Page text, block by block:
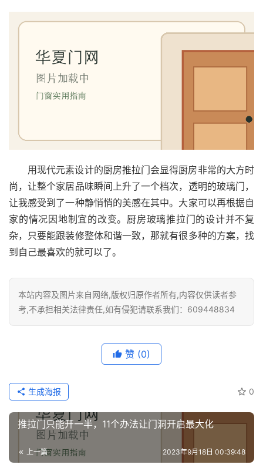
我
用现代元素设计的厨房推拉门会显得厨房非常的大方时
尚，让整个家居品味瞬间上升了一个档次，透明的玻璃门，
让我感受到了一种静悄悄的美感在其中。大家可以再根据自
家的情况因地制宜的改变。厨房玻璃推拉门的设计并不复
杂，只要能跟装修整体和谐一致，那就有很多种的方案，找
到自己最喜欢的就可以了。
本站内容及图片来自网络,版权归原作者所有,内容仅供读者参
考,不承担相关法律责任,如有侵犯请联系我们：609448834
赞 (0)
0
生成海报
推拉门只能开一半，11个办法让门洞开启最大化
上一篇 2023年9月18日 00:39:48